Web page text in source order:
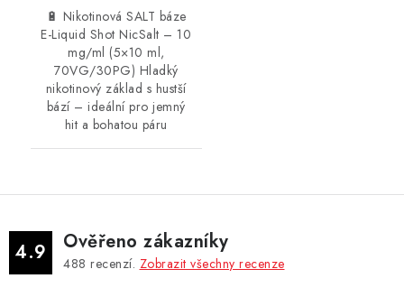
🔋 Nikotinová SALT báze
E-Liquid Shot NicSalt – 10
mg/ml (5×10 ml,
70VG/30PG) Hladký
nikotinový základ s hustší
bází – ideální pro jemný
hit a bohatou páru
4.9 Ověřeno zákazníky
488 recenzí. Zobrazit všechny recenze